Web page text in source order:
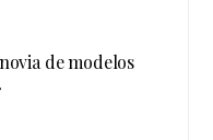
de modelos